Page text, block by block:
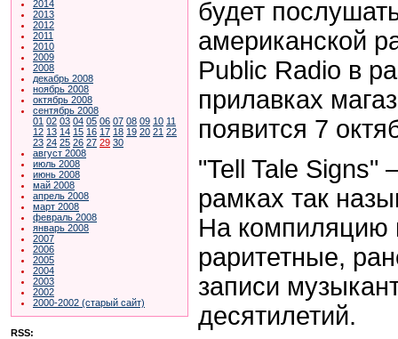
2014
2013
2012
2011
2010
2009
2008
декабрь 2008
ноябрь 2008
октябрь 2008
сентябрь 2008
01 02 03 04 05 06 07 08 09 10 11
12 13 14 15 16 17 18 19 20 21 22
23 24 25 26 27 29 30
август 2008
июль 2008
июнь 2008
май 2008
апрель 2008
март 2008
февраль 2008
январь 2008
2007
2006
2005
2004
2003
2002
2000-2002 (старый сайт)
RSS:
будет
американской
Public Radio в
прилавках
появится 7
"Tell Tale Signs"
рамках так
На компиляцию
раритетные,
записи
десятилетий.